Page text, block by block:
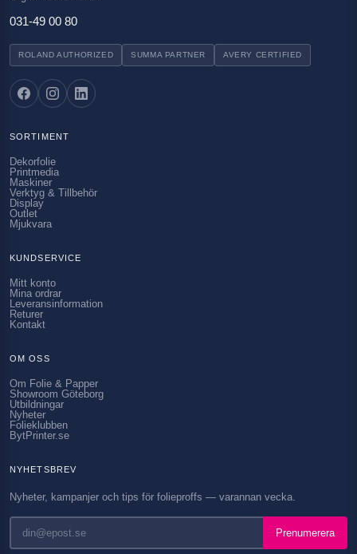
031-49 00 80
ROLAND AUTHORIZED SUMMA PARTNER AVERY CERTIFIED
SORTIMENT
Dekorfolie
Printmedia
Maskiner
Verktyg & Tillbehör
Display
Outlet
Mjukvara
KUNDSERVICE
Mitt konto
Mina ordrar
Leveransinformation
Returer
Kontakt
OM OSS
Om Folie & Papper
Showroom Göteborg
Utbildningar
Nyheter
Folieklubben
BytPrinter.se
NYHETSBREV
Nyheter, kampanjer och tips för folieproffs — varannan vecka.
Prenumerera